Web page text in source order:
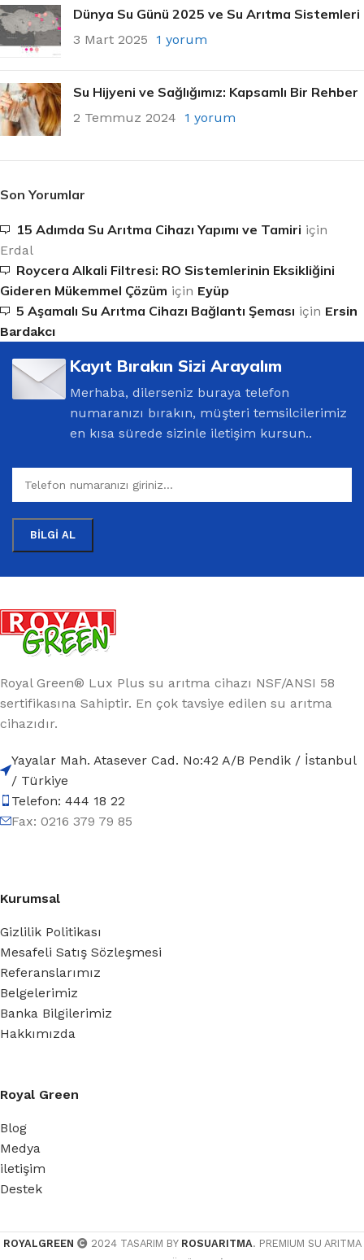
Dünya Su Günü 2025 ve Su Arıtma Sistemleri
3 Mart 2025 1 yorum
Su Hijyeni ve Sağlığımız: Kapsamlı Bir Rehber
2 Temmuz 2024 1 yorum
Son Yorumlar
15 Adımda Su Arıtma Cihazı Yapımı ve Tamiri için
Erdal
Roycera Alkali Filtresi: RO Sistemlerinin Eksikliğini
Gideren Mükemmel Çözüm için Eyüp
5 Aşamalı Su Arıtma Cihazı Bağlantı Şeması için Ersin
Bardakcı
Kayıt Bırakın Sizi Arayalım
Merhaba, dilerseniz buraya telefon
numaranızı bırakın, müşteri temsilcilerimiz
en kısa sürede sizinle iletişim kursun..
Royal Green® Lux Plus su arıtma cihazı NSF/ANSI 58
sertifikasına Sahiptir. En çok tavsiye edilen su arıtma
cihazıdır.
Yayalar Mah. Atasever Cad. No:42 A/B Pendik / İstanbul
/ Türkiye
Telefon: 444 18 22
Fax: 0216 379 79 85
Kurumsal
Gizlilik Politikası
Mesafeli Satış Sözleşmesi
Referanslarımız
Belgelerimiz
Banka Bilgilerimiz
Hakkımızda
Royal Green
Blog
Medya
iletişim
Destek
ROYALGREEN 2024 TASARIM BY ROSUARITMA. PREMIUM SU ARITMA